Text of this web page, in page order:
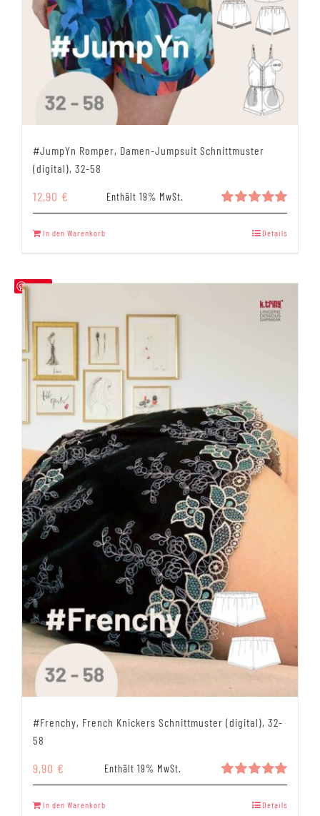
#JumpYn Romper, Damen-Jumpsuit Schnittmuster
(digital), 32-58
Bewertet
5.00
12,90 € Enthält 19% MwSt.
In den Warenkorb Details
Save
#Frenchy, French Knickers Schnittmuster (digital), 32-
58
Bewertet
5.00
9,90 € Enthält 19% MwSt.
In den Warenkorb Details